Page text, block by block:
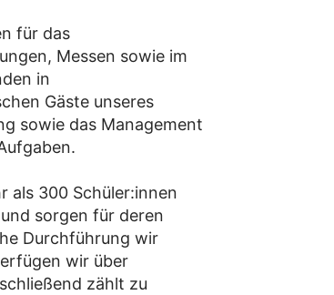
für das
Messen sowie im
in
Gäste unseres
sowie das Management
als 300 Schüler:innen
sorgen für deren
Durchführung wir
wir über
zählt zu